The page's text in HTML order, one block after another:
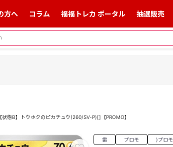
方へ コラム 福福トレカ ポータル 抽選販売
【状態B】トウホクのピカチュウ(260/SV-P)[]【PROMO】
雷 プロモ }プロモ